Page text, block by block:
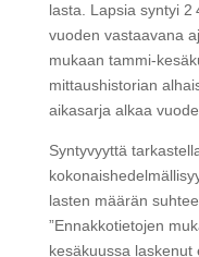
lasta. Lapsia syntyi 2
vuoden vastaavana
mukaan tammi-
mittaushistorian
aikasarja alkaa
Syntyvyyttä
lasten määrän
”Ennakkotietojen
kesäkuussa laskenut